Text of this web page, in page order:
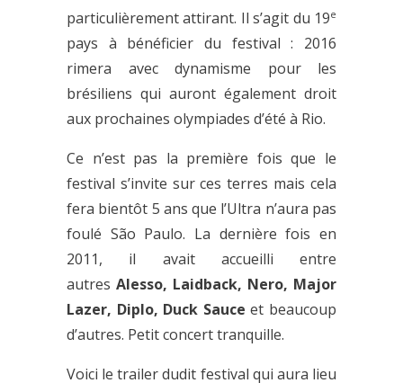
particulièrement attirant. Il s’agit du 19e
pays à bénéficier du festival : 2016
rimera avec dynamisme pour les
brésiliens qui auront également droit
aux prochaines olympiades d’été à Rio.
Ce n’est pas la première fois que le
festival s’invite sur ces terres mais cela
fera bientôt 5 ans que l’Ultra n’aura pas
foulé São Paulo. La dernière fois en
2011, il avait accueilli entre
autres Alesso, Laidback, Nero, Major
Lazer, Diplo, Duck Sauce et beaucoup
d’autres. Petit concert tranquille.
Voici le trailer dudit festival qui aura lieu